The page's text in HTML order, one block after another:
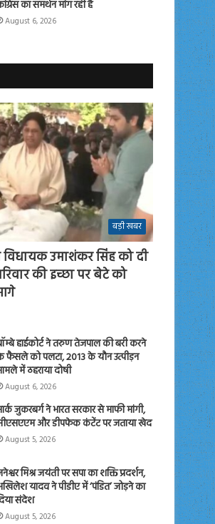
का समर्थन मांग रही है
August 6, 2026
बड़ी खबर
उमाशंकर सिंह को दी
की इच्छा पर बेटे को
हाईकोर्ट ने तरुण तेजपाल की बरी करने
फैसले को पलटा, 2013 के यौन उत्पीड़न
में ठहराया दोषी
August 6, 2026
जुकरबर्ग ने भारत सरकार से माफी मांगी,
और डीपफेक कंटेंट पर जताया खेद
August 5, 2026
मिश्र जयंती पर सपा का शक्ति प्रदर्शन,
यादव ने पीडीए में ‘पंडित’ जोड़ने का
संदेश
August 5, 2026